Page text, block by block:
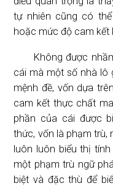
tự nhiên cũng có
hoặc mức độ cam kết
Không được
cái mà một số nhà lô
mệnh đề, vốn dựa
cam kết thực chất
phần của cái được
thức, vốn là phạm trù,
luôn luôn biểu thị
một phạm trù ngữ
biệt và đặc thù để